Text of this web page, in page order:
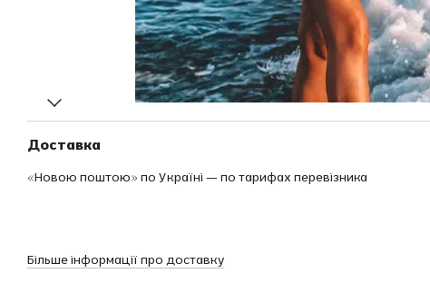
Доставка
«Новою поштою» по Україні — по тарифах перевізника
Більше інформації про доставку